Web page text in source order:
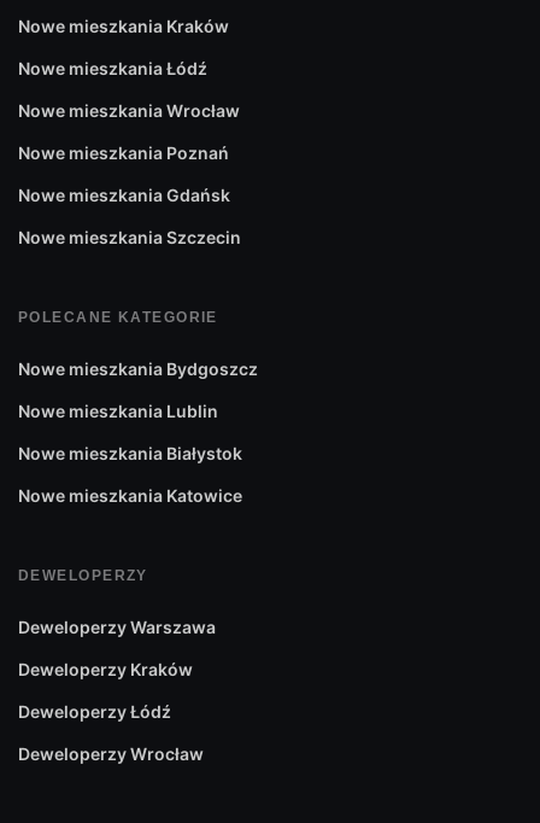
Nowe mieszkania Kraków
Nowe mieszkania Łódź
Nowe mieszkania Wrocław
Nowe mieszkania Poznań
Nowe mieszkania Gdańsk
Nowe mieszkania Szczecin
POLECANE KATEGORIE
Nowe mieszkania Bydgoszcz
Nowe mieszkania Lublin
Nowe mieszkania Białystok
Nowe mieszkania Katowice
DEWELOPERZY
Deweloperzy Warszawa
Deweloperzy Kraków
Deweloperzy Łódź
Deweloperzy Wrocław